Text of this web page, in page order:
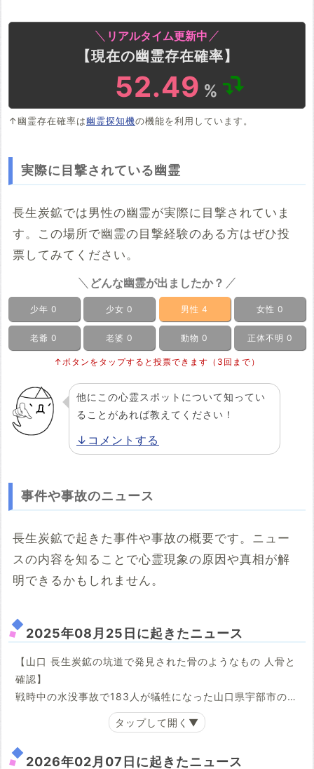
リアルタイム更新中
【現在の幽霊存在確率】
52.49 %
↑幽霊存在確率は幽霊探知機の機能を利用しています。
実際に目撃されている幽霊
長生炭鉱では男性の幽霊が実際に目撃されていま
す。この場所で幽霊の目撃経験のある方はぜひ投
票してみてください。
どんな幽霊が出ましたか？
少年 0 少女 0 男性 4 女性 0
老爺 0 老婆 0 動物 0 正体不明 0
↑ボタンをタップすると投票できます（3回まで）
他にこの心霊スポットについて知ってい
ることがあれば教えてください！
↓コメントする
事件や事故のニュース
長生炭鉱で起きた事件や事故の概要です。ニュー
スの内容を知ることで心霊現象の原因や真相が解
明できるかもしれません。
2025年08月25日に起きたニュース
【山口 長生炭鉱の坑道で発見された骨のようなもの 人骨と
確認】
戦時中の水没事故で183人が犠牲になった山口県宇部市の海
底炭鉱「長生炭鉱」の坑道で、調査をしている市民団体が
骨のようなものを複数見つけ、警察が調べた結果、27日、
人の骨と確認されました。市民団体によりますと人の骨が
2026年02月07日に起きたニュース